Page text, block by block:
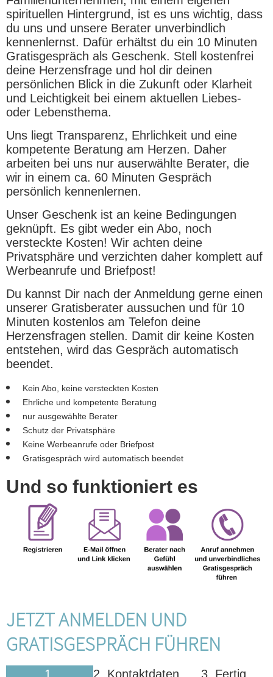
spirituellen Hintergrund, ist es uns wichtig, dass
du uns und unsere Berater unverbindlich
kennenlernst. Dafür erhältst du ein 10 Minuten
Gratisgespräch als Geschenk. Stell kostenfrei
deine Herzensfrage und hol dir deinen
persönlichen Blick in die Zukunft oder Klarheit
und Leichtigkeit bei einem aktuellen Liebes-
oder Lebensthema.
Uns liegt Transparenz, Ehrlichkeit und eine
kompetente Beratung am Herzen. Daher
arbeiten bei uns nur auserwählte Berater, die
wir in einem ca. 60 Minuten Gespräch
persönlich kennenlernen.
Unser Geschenk ist an keine Bedingungen
geknüpft. Es gibt weder ein Abo, noch
versteckte Kosten! Wir achten deine
Privatsphäre und verzichten daher komplett auf
Werbeanrufe und Briefpost!
Du kannst Dir nach der Anmeldung gerne einen
unserer Gratisberater aussuchen und für 10
Minuten kostenlos am Telefon deine
Herzensfragen stellen. Damit dir keine Kosten
entstehen, wird das Gespräch automatisch
beendet.
Kein Abo, keine versteckten Kosten
Ehrliche und kompetente Beratung
nur ausgewählte Berater
Schutz der Privatsphäre
Keine Werbeanrufe oder Briefpost
Gratisgespräch wird automatisch beendet
Und so funktioniert es
JETZT ANMELDEN UND
GRATISGESPRÄCH FÜHREN
1. 2. Kontaktdaten 3. Fertig